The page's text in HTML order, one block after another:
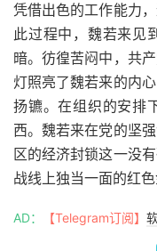
凭借出色的工作能力
此过程中，魏若来见
暗。彷徨苦闷中，共
灯照亮了魏若来的内
扬镳。在组织的安排
西。魏若来在党的坚
区的经济封锁这一没
战线上独当一面的红色
AD： 【Telegram订阅】